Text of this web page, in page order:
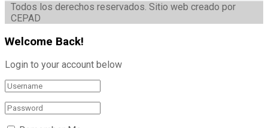
Todos los derechos reservados. Sitio web creado por
CEPAD
Welcome Back!
Login to your account below